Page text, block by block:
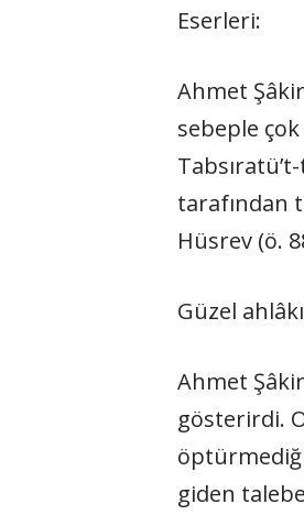
Eserleri:
Ahmet
sebeple
tarafından
Hüsrev (ö.
Güzel
Ahmet
gösterirdi.
giden